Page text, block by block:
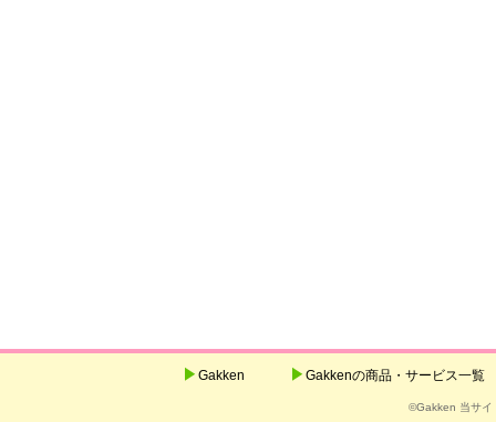
Gakken Gakkenの商品・サービス一覧
©Gakken 当サイ